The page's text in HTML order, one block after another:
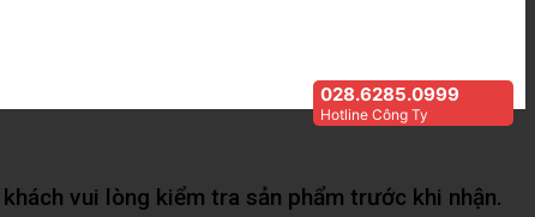
028.6285.0999
Hotline Công Ty
vui lòng kiểm tra sản phẩm trước khi nhận.